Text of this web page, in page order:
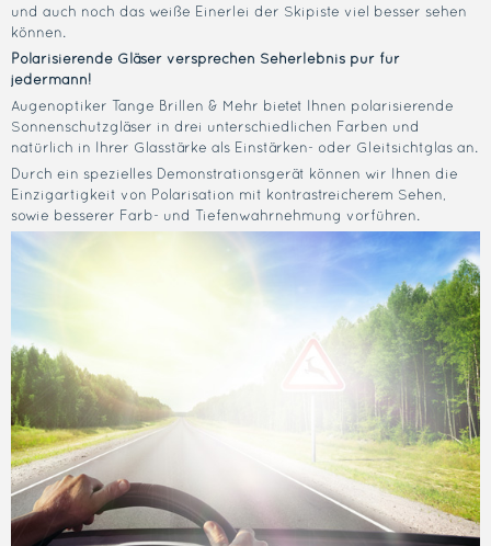
und auch noch das weiße Einerlei der Skipiste viel besser sehen
können.
Polarisierende Gläser versprechen Seherlebnis pur für
jedermann!
Augenoptiker Tange Brillen & Mehr bietet Ihnen polarisierende
Sonnenschutzgläser in drei unterschiedlichen Farben und
natürlich in Ihrer Glasstärke als Einstärken- oder Gleitsichtglas an.
Durch ein spezielles Demonstrationsgerät können wir Ihnen die
Einzigartigkeit von Polarisation mit kontrastreicherem Sehen,
sowie besserer Farb- und Tiefenwahrnehmung vorführen.